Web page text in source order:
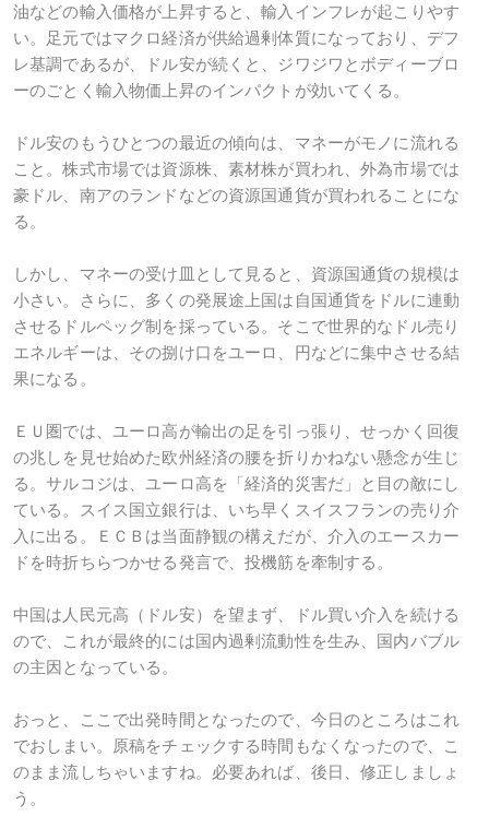
油などの輸入価格が上昇すると、輸入インフレが起こりやす
い。足元ではマクロ経済が供給過剰体質になっており、デフ
レ基調であるが、ドル安が続くと、ジワジワとボディーブロ
ーのごとく輸入物価上昇のインパクトが効いてくる。
ドル安のもうひとつの最近の傾向は、マネーがモノに流れる
こと。株式市場では資源株、素材株が買われ、外為市場では
豪ドル、南アのランドなどの資源国通貨が買われることにな
る。
しかし、マネーの受け皿として見ると、資源国通貨の規模は
小さい。さらに、多くの発展途上国は自国通貨をドルに連動
させるドルペッグ制を採っている。そこで世界的なドル売り
エネルギーは、その捌け口をユーロ、円などに集中させる結
果になる。
ＥＵ圏では、ユーロ高が輸出の足を引っ張り、せっかく回復
の兆しを見せ始めた欧州経済の腰を折りかねない懸念が生じ
る。サルコジは、ユーロ高を「経済的災害だ」と目の敵にし
ている。スイス国立銀行は、いち早くスイスフランの売り介
入に出る。ＥＣＢは当面静観の構えだが、介入のエースカー
ドを時折ちらつかせる発言で、投機筋を牽制する。
中国は人民元高（ドル安）を望まず、ドル買い介入を続ける
ので、これが最終的には国内過剰流動性を生み、国内バブル
の主因となっている。
おっと、ここで出発時間となったので、今日のところはこれ
でおしまい。原稿をチェックする時間もなくなったので、こ
のまま流しちゃいますね。必要あれば、後日、修正しましょ
う。